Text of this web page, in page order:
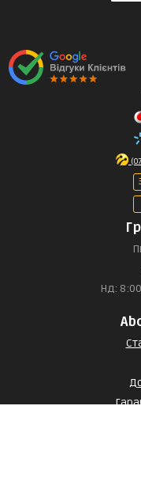
Нд: